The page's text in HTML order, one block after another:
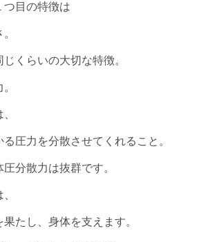
つ目の特徴は
くらいの大切な特徴。
圧力を分散させてくれること。
分散力は抜群です。
たし、身体を支えます。